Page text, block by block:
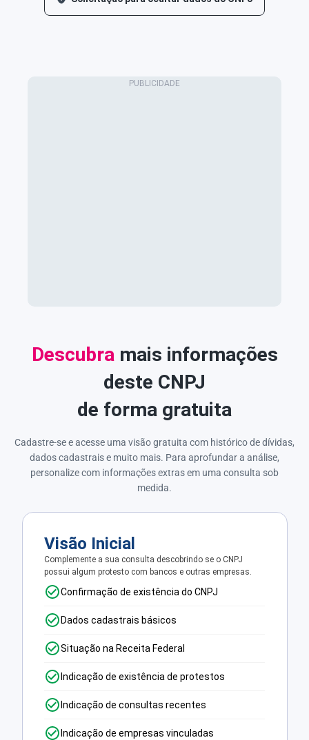
Descubra mais informações
deste CNPJ
de forma gratuita
Cadastre-se e acesse uma visão gratuita com histórico de dívidas,
dados cadastrais e muito mais. Para aprofundar a análise,
personalize com informações extras em uma consulta sob
medida.
Visão Inicial
Complemente a sua consulta descobrindo se o CNPJ
possui algum protesto com bancos e outras empresas.
Confirmação de existência do CNPJ
Dados cadastrais básicos
Situação na Receita Federal
Indicação de existência de protestos
Indicação de consultas recentes
Indicação de empresas vinculadas